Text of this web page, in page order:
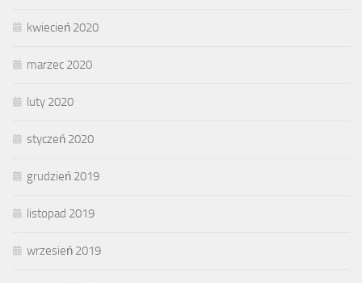
kwiecień 2020
marzec 2020
luty 2020
styczeń 2020
grudzień 2019
listopad 2019
wrzesień 2019